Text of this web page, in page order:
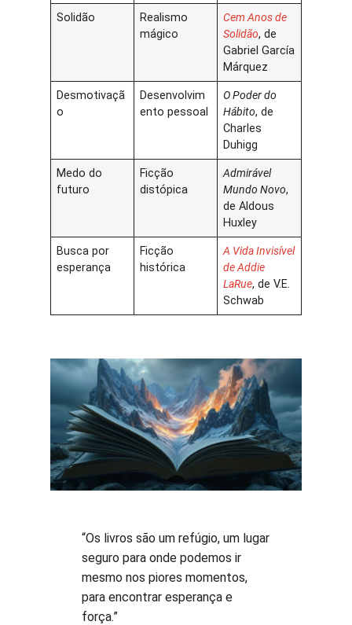
Solidão
Realismo
mágico
Cem Anos de
Solidão, de
Gabriel García
Márquez
Desmotivaçã
o
Desenvolvim
ento pessoal
O Poder do
Hábito, de
Charles
Duhigg
Medo do
futuro
Ficção
distópica
Admirável
Mundo Novo,
de Aldous
Huxley
Busca por
esperança
Ficção
histórica
A Vida Invisível
de Addie
LaRue, de V.E.
Schwab
“Os livros são um refúgio, um lugar
seguro para onde podemos ir
mesmo nos piores momentos,
para encontrar esperança e
força.”